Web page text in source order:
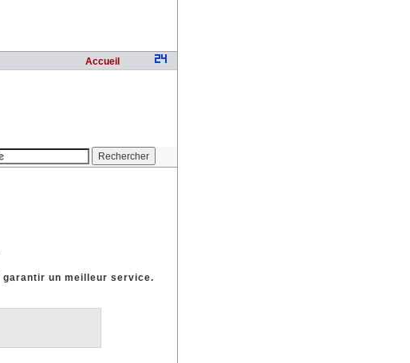
Accueil
un meilleur service.